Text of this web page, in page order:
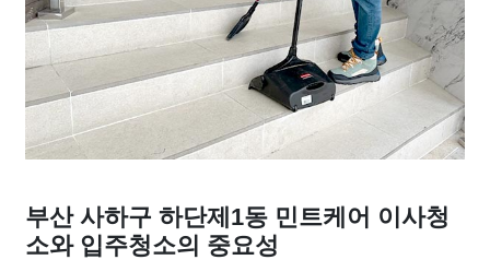
부산 사하구 하단제1동 민트케어 이사청
소와 입주청소의 중요성